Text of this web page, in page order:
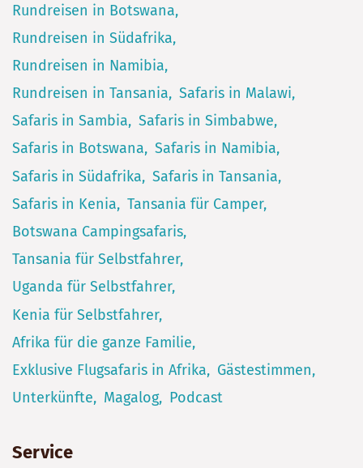
Rundreisen in Botswana
Rundreisen in Südafrika
Rundreisen in Namibia
Rundreisen in Tansania
Safaris in Malawi
Safaris in Sambia
Safaris in Simbabwe
Safaris in Botswana
Safaris in Namibia
Safaris in Südafrika
Safaris in Tansania
Safaris in Kenia
Tansania für Camper
Botswana Campingsafaris
Tansania für Selbstfahrer
Uganda für Selbstfahrer
Kenia für Selbstfahrer
Afrika für die ganze Familie
Exklusive Flugsafaris in Afrika
Gästestimmen
Unterkünfte
Magalog Podcast
Service